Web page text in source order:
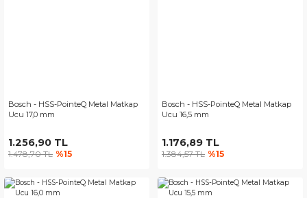
Bosch - HSS-PointeQ Metal Matkap
Ucu 17,0 mm
1.256,90 TL
1.478,70 TL %15
Bosch - HSS-PointeQ Metal Matkap
Ucu 16,5 mm
1.176,89 TL
1.384,57 TL %15